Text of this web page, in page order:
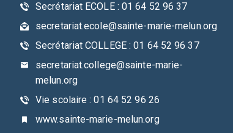
Secrétariat ECOLE : 01 64 52 96 37
secretariat.ecole@sainte-marie-melun.org
Secrétariat COLLEGE : 01 64 52 96 37
secretariat.college@sainte-marie-
melun.org
Vie scolaire : 01 64 52 96 26
www.sainte-marie-melun.org